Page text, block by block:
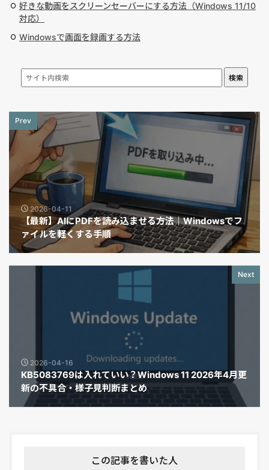
好きな動画をスクリーンセーバーにする方法（Windows 11/10
対応）
Windowsで画面を録画する方法
検索
Prev
2026-04-11
【最新】AIにPDFを読み込ませる方法｜Windowsでフ
ァイルを軽くする手順
Next
2026-04-16
KB5083769は入れていい？Windows 11 2026年4月更
新の不具合・様子見判断まとめ
この記事を書いた人